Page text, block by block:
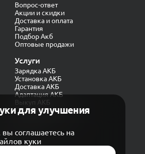
для улучшения
вы соглашаетесь на
куки
Вопрос-ответ
Акции и скидки
Доставка и оплата
Гарантия
Подбор Акб
Оптовые продажи
Услуги
Зарядка АКБ
Установка АКБ
Доставка АКБ
Адаптация АКБ
Выкуп АКБ
Проверка генератора
данных
в «Яндекс.Метрика»